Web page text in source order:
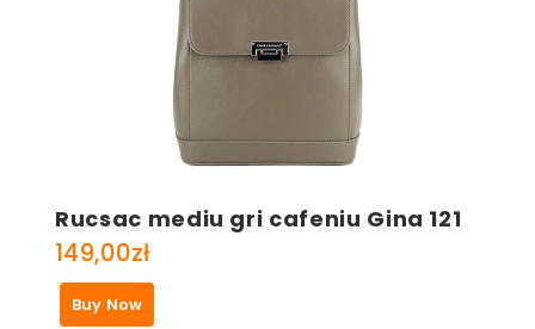
Rucsac mediu gri cafeniu Gina 121
149,00zł
Buy Now